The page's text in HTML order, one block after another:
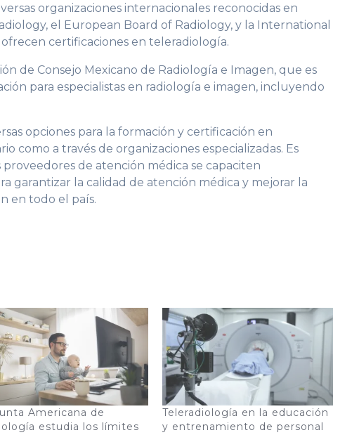
organizaciones internacionales reconocidas en
el European Board of Radiology, y la International
certificaciones en teleradiología.
de Consejo Mexicano de Radiología e Imagen, que es
para especialistas en radiología e imagen, incluyendo
opciones para la formación y certificación en
como a través de organizaciones especializadas. Es
de atención médica se capaciten
garantizar la calidad de atención médica y mejorar la
en todo el país.
Americana de
estudia los límites
Teleradiología en la educación
y entrenamiento de personal